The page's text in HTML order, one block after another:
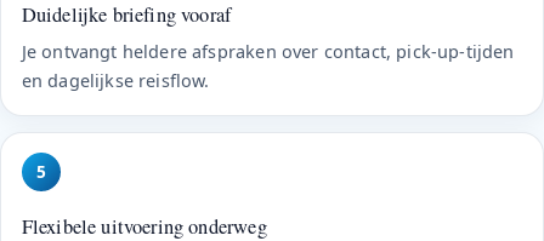
Duidelijke briefing vooraf
Je ontvangt heldere afspraken over contact, pick-up-tijden
en dagelijkse reisflow.
5
Flexibele uitvoering onderweg